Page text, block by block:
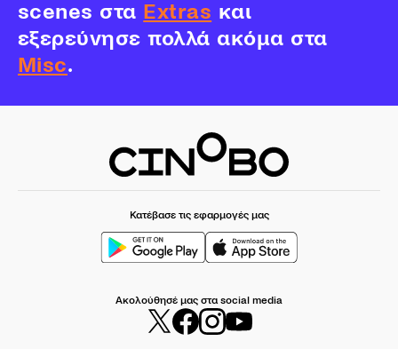
scenes στα Extras και
εξερεύνησε πολλά ακόμα στα
Misc.
Κατέβασε τις εφαρμογές μας
Ακολούθησέ μας στα social media